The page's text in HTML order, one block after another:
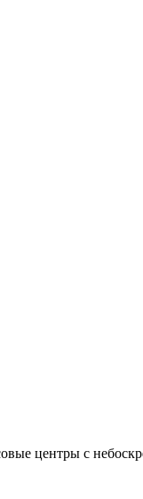
центры с